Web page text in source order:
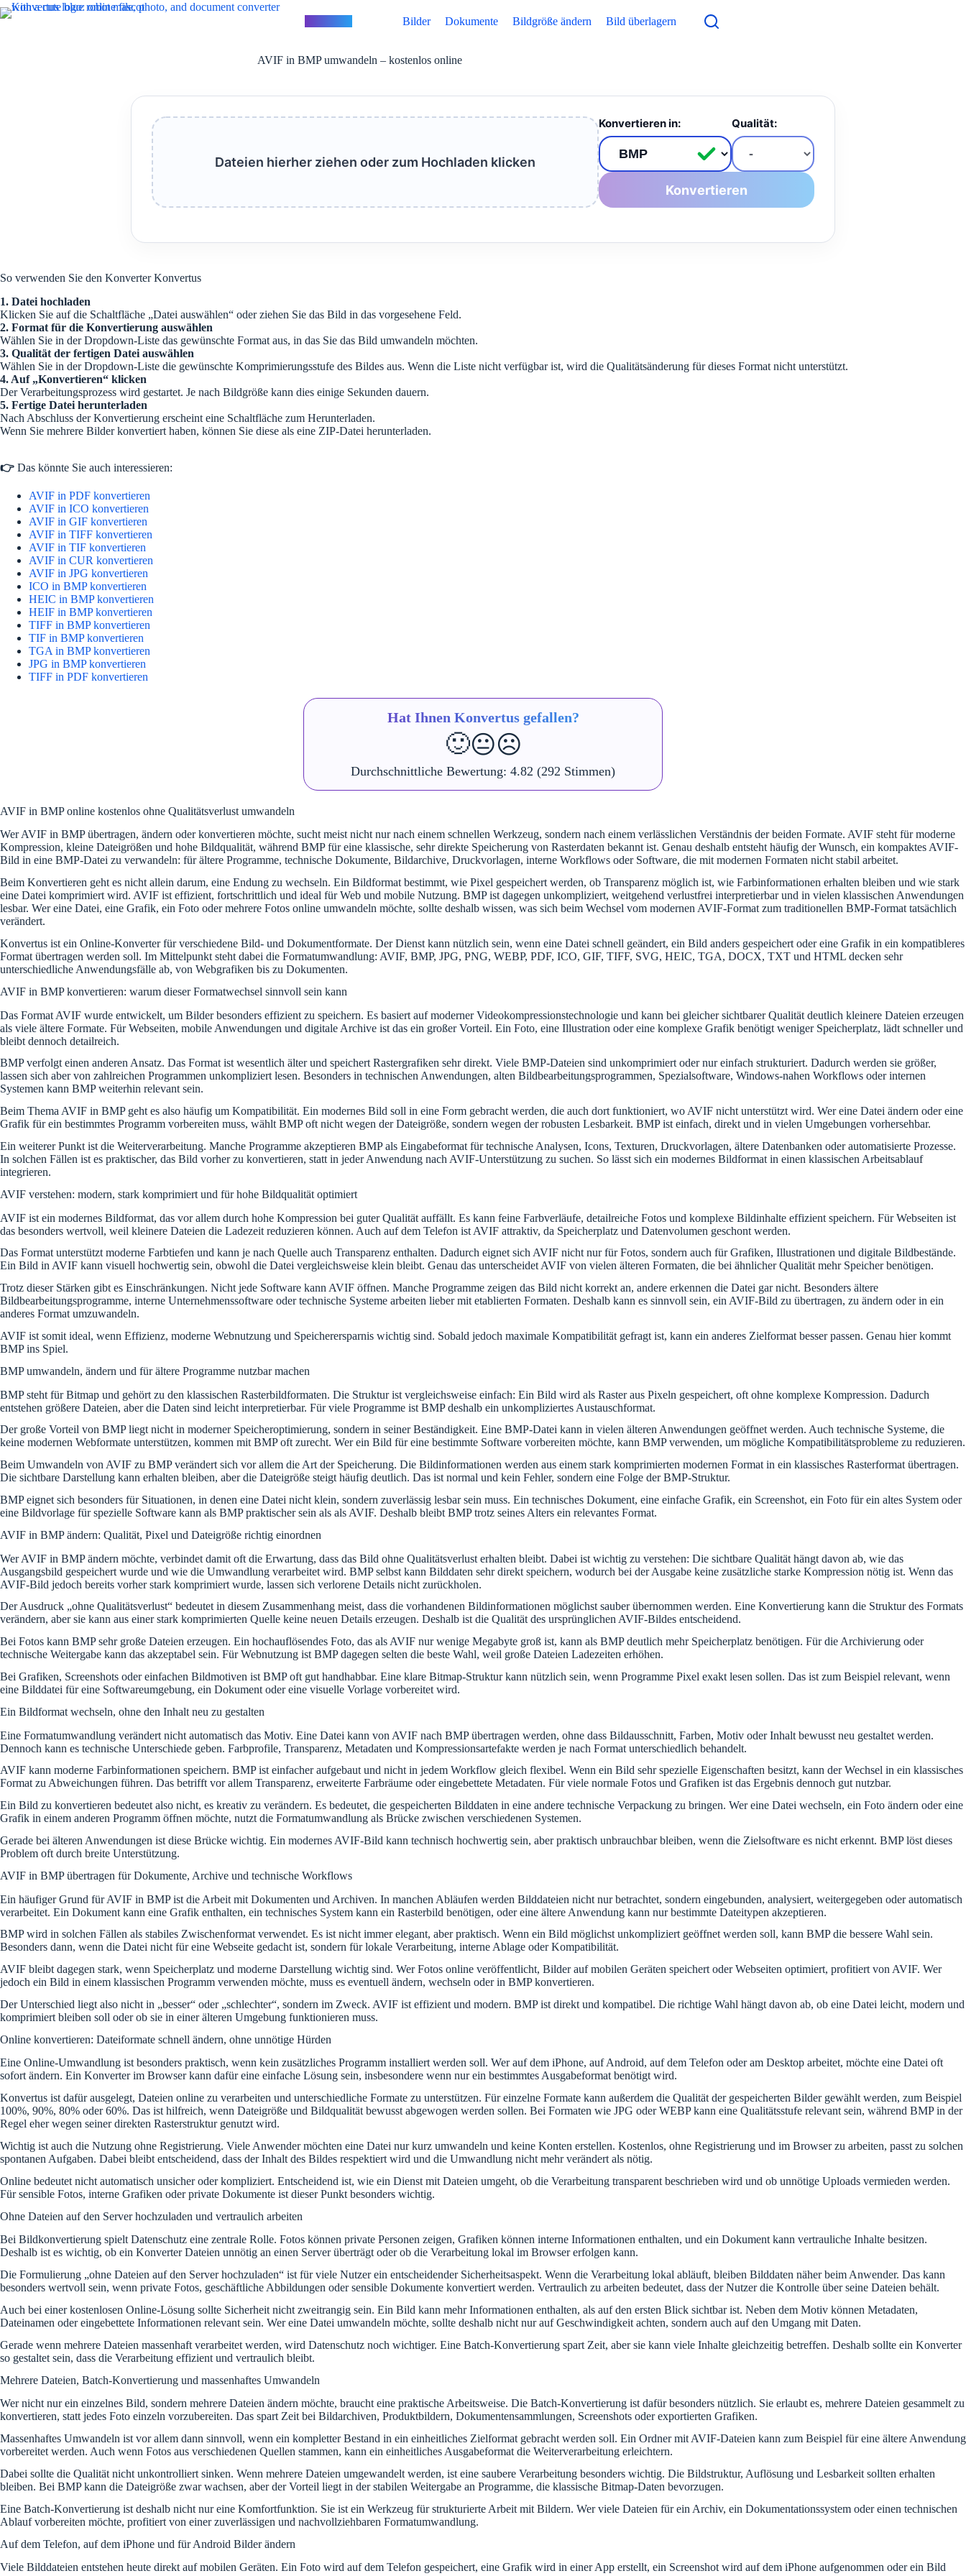
Zum
Inhalt
Bilder Dokumente Bildgröße ändern Bild überlagern Kontakt
AVIF in BMP umwandeln – kostenlos online
Dateien hierher ziehen oder zum Hochladen klicken
Konvertieren in: Qualität:
Konvertieren
So verwenden Sie den Konverter Konvertus
1. Datei hochladen
Klicken Sie auf die Schaltfläche „Datei auswählen“ oder ziehen Sie das Bild in das vorgesehene Feld.
2. Format für die Konvertierung auswählen
Wählen Sie in der Dropdown-Liste das gewünschte Format aus, in das Sie das Bild umwandeln möchten.
3. Qualität der fertigen Datei auswählen
Wählen Sie in der Dropdown-Liste die gewünschte Komprimierungsstufe des Bildes aus. Wenn die Liste nicht verfügbar ist, wird die Qualitätsänderung für dieses Format nicht unterstützt.
4. Auf „Konvertieren“ klicken
Der Verarbeitungsprozess wird gestartet. Je nach Bildgröße kann dies einige Sekunden dauern.
5. Fertige Datei herunterladen
Nach Abschluss der Konvertierung erscheint eine Schaltfläche zum Herunterladen.
Wenn Sie mehrere Bilder konvertiert haben, können Sie diese als eine ZIP-Datei herunterladen.
👉 Das könnte Sie auch interessieren:
AVIF in PDF konvertieren
AVIF in ICO konvertieren
AVIF in GIF konvertieren
AVIF in TIFF konvertieren
AVIF in TIF konvertieren
AVIF in CUR konvertieren
AVIF in JPG konvertieren
ICO in BMP konvertieren
HEIC in BMP konvertieren
HEIF in BMP konvertieren
TIFF in BMP konvertieren
TIF in BMP konvertieren
TGA in BMP konvertieren
JPG in BMP konvertieren
TIFF in PDF konvertieren
Hat Ihnen Konvertus gefallen?
🙂😐☹️
Durchschnittliche Bewertung: 4.82 (292 Stimmen)
AVIF in BMP online kostenlos ohne Qualitätsverlust umwandeln
Wer AVIF in BMP übertragen, ändern oder konvertieren möchte, sucht meist nicht nur nach einem schnellen Werkzeug, sondern nach einem verlässlichen Verständnis der beiden Formate. AVIF steht für moderne
Kompression, kleine Dateigrößen und hohe Bildqualität, während BMP für eine klassische, sehr direkte Speicherung von Rasterdaten bekannt ist. Genau deshalb entsteht häufig der Wunsch, ein kompaktes AVIF-
Bild in eine BMP-Datei zu verwandeln: für ältere Programme, technische Dokumente, Bildarchive, Druckvorlagen, interne Workflows oder Software, die mit modernen Formaten nicht stabil arbeitet.
Beim Konvertieren geht es nicht allein darum, eine Endung zu wechseln. Ein Bildformat bestimmt, wie Pixel gespeichert werden, ob Transparenz möglich ist, wie Farbinformationen erhalten bleiben und wie stark
eine Datei komprimiert wird. AVIF ist effizient, fortschrittlich und ideal für Web und mobile Nutzung. BMP ist dagegen unkompliziert, weitgehend verlustfrei interpretierbar und in vielen klassischen Anwendungen
lesbar. Wer eine Datei, eine Grafik, ein Foto oder mehrere Fotos online umwandeln möchte, sollte deshalb wissen, was sich beim Wechsel vom modernen AVIF-Format zum traditionellen BMP-Format tatsächlich
verändert.
Konvertus ist ein Online-Konverter für verschiedene Bild- und Dokumentformate. Der Dienst kann nützlich sein, wenn eine Datei schnell geändert, ein Bild anders gespeichert oder eine Grafik in ein kompatibleres
Format übertragen werden soll. Im Mittelpunkt steht dabei die Formatumwandlung: AVIF, BMP, JPG, PNG, WEBP, PDF, ICO, GIF, TIFF, SVG, HEIC, TGA, DOCX, TXT und HTML decken sehr
unterschiedliche Anwendungsfälle ab, von Webgrafiken bis zu Dokumenten.
AVIF in BMP konvertieren: warum dieser Formatwechsel sinnvoll sein kann
Das Format AVIF wurde entwickelt, um Bilder besonders effizient zu speichern. Es basiert auf moderner Videokompressionstechnologie und kann bei gleicher sichtbarer Qualität deutlich kleinere Dateien erzeugen
als viele ältere Formate. Für Webseiten, mobile Anwendungen und digitale Archive ist das ein großer Vorteil. Ein Foto, eine Illustration oder eine komplexe Grafik benötigt weniger Speicherplatz, lädt schneller und
bleibt dennoch detailreich.
BMP verfolgt einen anderen Ansatz. Das Format ist wesentlich älter und speichert Rastergrafiken sehr direkt. Viele BMP-Dateien sind unkomprimiert oder nur einfach strukturiert. Dadurch werden sie größer,
lassen sich aber von zahlreichen Programmen unkompliziert lesen. Besonders in technischen Anwendungen, alten Bildbearbeitungsprogrammen, Spezialsoftware, Windows-nahen Workflows oder internen
Systemen kann BMP weiterhin relevant sein.
Beim Thema AVIF in BMP geht es also häufig um Kompatibilität. Ein modernes Bild soll in eine Form gebracht werden, die auch dort funktioniert, wo AVIF nicht unterstützt wird. Wer eine Datei ändern oder eine
Grafik für ein bestimmtes Programm vorbereiten muss, wählt BMP oft nicht wegen der Dateigröße, sondern wegen der robusten Lesbarkeit. BMP ist einfach, direkt und in vielen Umgebungen vorhersehbar.
Ein weiterer Punkt ist die Weiterverarbeitung. Manche Programme akzeptieren BMP als Eingabeformat für technische Analysen, Icons, Texturen, Druckvorlagen, ältere Datenbanken oder automatisierte Prozesse.
In solchen Fällen ist es praktischer, das Bild vorher zu konvertieren, statt in jeder Anwendung nach AVIF-Unterstützung zu suchen. So lässt sich ein modernes Bildformat in einen klassischen Arbeitsablauf
integrieren.
AVIF verstehen: modern, stark komprimiert und für hohe Bildqualität optimiert
AVIF ist ein modernes Bildformat, das vor allem durch hohe Kompression bei guter Qualität auffällt. Es kann feine Farbverläufe, detailreiche Fotos und komplexe Bildinhalte effizient speichern. Für Webseiten ist
das besonders wertvoll, weil kleinere Dateien die Ladezeit reduzieren können. Auch auf dem Telefon ist AVIF attraktiv, da Speicherplatz und Datenvolumen geschont werden.
Das Format unterstützt moderne Farbtiefen und kann je nach Quelle auch Transparenz enthalten. Dadurch eignet sich AVIF nicht nur für Fotos, sondern auch für Grafiken, Illustrationen und digitale Bildbestände.
Ein Bild in AVIF kann visuell hochwertig sein, obwohl die Datei vergleichsweise klein bleibt. Genau das unterscheidet AVIF von vielen älteren Formaten, die bei ähnlicher Qualität mehr Speicher benötigen.
Trotz dieser Stärken gibt es Einschränkungen. Nicht jede Software kann AVIF öffnen. Manche Programme zeigen das Bild nicht korrekt an, andere erkennen die Datei gar nicht. Besonders ältere
Bildbearbeitungsprogramme, interne Unternehmenssoftware oder technische Systeme arbeiten lieber mit etablierten Formaten. Deshalb kann es sinnvoll sein, ein AVIF-Bild zu übertragen, zu ändern oder in ein
anderes Format umzuwandeln.
AVIF ist somit ideal, wenn Effizienz, moderne Webnutzung und Speicherersparnis wichtig sind. Sobald jedoch maximale Kompatibilität gefragt ist, kann ein anderes Zielformat besser passen. Genau hier kommt
BMP ins Spiel.
BMP umwandeln, ändern und für ältere Programme nutzbar machen
BMP steht für Bitmap und gehört zu den klassischen Rasterbildformaten. Die Struktur ist vergleichsweise einfach: Ein Bild wird als Raster aus Pixeln gespeichert, oft ohne komplexe Kompression. Dadurch
entstehen größere Dateien, aber die Daten sind leicht interpretierbar. Für viele Programme ist BMP deshalb ein unkompliziertes Austauschformat.
Der große Vorteil von BMP liegt nicht in moderner Speicheroptimierung, sondern in seiner Beständigkeit. Eine BMP-Datei kann in vielen älteren Anwendungen geöffnet werden. Auch technische Systeme, die
keine modernen Webformate unterstützen, kommen mit BMP oft zurecht. Wer ein Bild für eine bestimmte Software vorbereiten möchte, kann BMP verwenden, um mögliche Kompatibilitätsprobleme zu reduzieren.
Beim Umwandeln von AVIF zu BMP verändert sich vor allem die Art der Speicherung. Die Bildinformationen werden aus einem stark komprimierten modernen Format in ein klassisches Rasterformat übertragen.
Die sichtbare Darstellung kann erhalten bleiben, aber die Dateigröße steigt häufig deutlich. Das ist normal und kein Fehler, sondern eine Folge der BMP-Struktur.
BMP eignet sich besonders für Situationen, in denen eine Datei nicht klein, sondern zuverlässig lesbar sein muss. Ein technisches Dokument, eine einfache Grafik, ein Screenshot, ein Foto für ein altes System oder
eine Bildvorlage für spezielle Software kann als BMP praktischer sein als als AVIF. Deshalb bleibt BMP trotz seines Alters ein relevantes Format.
AVIF in BMP ändern: Qualität, Pixel und Dateigröße richtig einordnen
Wer AVIF in BMP ändern möchte, verbindet damit oft die Erwartung, dass das Bild ohne Qualitätsverlust erhalten bleibt. Dabei ist wichtig zu verstehen: Die sichtbare Qualität hängt davon ab, wie das
Ausgangsbild gespeichert wurde und wie die Umwandlung verarbeitet wird. BMP selbst kann Bilddaten sehr direkt speichern, wodurch bei der Ausgabe keine zusätzliche starke Kompression nötig ist. Wenn das
AVIF-Bild jedoch bereits vorher stark komprimiert wurde, lassen sich verlorene Details nicht zurückholen.
Der Ausdruck „ohne Qualitätsverlust“ bedeutet in diesem Zusammenhang meist, dass die vorhandenen Bildinformationen möglichst sauber übernommen werden. Eine Konvertierung kann die Struktur des Formats
verändern, aber sie kann aus einer stark komprimierten Quelle keine neuen Details erzeugen. Deshalb ist die Qualität des ursprünglichen AVIF-Bildes entscheidend.
Bei Fotos kann BMP sehr große Dateien erzeugen. Ein hochauflösendes Foto, das als AVIF nur wenige Megabyte groß ist, kann als BMP deutlich mehr Speicherplatz benötigen. Für die Archivierung oder
technische Weitergabe kann das akzeptabel sein. Für Webnutzung ist BMP dagegen selten die beste Wahl, weil große Dateien Ladezeiten erhöhen.
Bei Grafiken, Screenshots oder einfachen Bildmotiven ist BMP oft gut handhabbar. Eine klare Bitmap-Struktur kann nützlich sein, wenn Programme Pixel exakt lesen sollen. Das ist zum Beispiel relevant, wenn
eine Bilddatei für eine Softwareumgebung, ein Dokument oder eine visuelle Vorlage vorbereitet wird.
Ein Bildformat wechseln, ohne den Inhalt neu zu gestalten
Eine Formatumwandlung verändert nicht automatisch das Motiv. Eine Datei kann von AVIF nach BMP übertragen werden, ohne dass Bildausschnitt, Farben, Motiv oder Inhalt bewusst neu gestaltet werden.
Dennoch kann es technische Unterschiede geben. Farbprofile, Transparenz, Metadaten und Kompressionsartefakte werden je nach Format unterschiedlich behandelt.
AVIF kann moderne Farbinformationen speichern. BMP ist einfacher aufgebaut und nicht in jedem Workflow gleich flexibel. Wenn ein Bild sehr spezielle Eigenschaften besitzt, kann der Wechsel in ein klassisches
Format zu Abweichungen führen. Das betrifft vor allem Transparenz, erweiterte Farbräume oder eingebettete Metadaten. Für viele normale Fotos und Grafiken ist das Ergebnis dennoch gut nutzbar.
Ein Bild zu konvertieren bedeutet also nicht, es kreativ zu verändern. Es bedeutet, die gespeicherten Bilddaten in eine andere technische Verpackung zu bringen. Wer eine Datei wechseln, ein Foto ändern oder eine
Grafik in einem anderen Programm öffnen möchte, nutzt die Formatumwandlung als Brücke zwischen verschiedenen Systemen.
Gerade bei älteren Anwendungen ist diese Brücke wichtig. Ein modernes AVIF-Bild kann technisch hochwertig sein, aber praktisch unbrauchbar bleiben, wenn die Zielsoftware es nicht erkennt. BMP löst dieses
Problem oft durch breite Unterstützung.
AVIF in BMP übertragen für Dokumente, Archive und technische Workflows
Ein häufiger Grund für AVIF in BMP ist die Arbeit mit Dokumenten und Archiven. In manchen Abläufen werden Bilddateien nicht nur betrachtet, sondern eingebunden, analysiert, weitergegeben oder automatisch
verarbeitet. Ein Dokument kann eine Grafik enthalten, ein technisches System kann ein Rasterbild benötigen, oder eine ältere Anwendung kann nur bestimmte Dateitypen akzeptieren.
BMP wird in solchen Fällen als stabiles Zwischenformat verwendet. Es ist nicht immer elegant, aber praktisch. Wenn ein Bild möglichst unkompliziert geöffnet werden soll, kann BMP die bessere Wahl sein.
Besonders dann, wenn die Datei nicht für eine Webseite gedacht ist, sondern für lokale Verarbeitung, interne Ablage oder Kompatibilität.
AVIF bleibt dagegen stark, wenn Speicherplatz und moderne Darstellung wichtig sind. Wer Fotos online veröffentlicht, Bilder auf mobilen Geräten speichert oder Webseiten optimiert, profitiert von AVIF. Wer
jedoch ein Bild in einem klassischen Programm verwenden möchte, muss es eventuell ändern, wechseln oder in BMP konvertieren.
Der Unterschied liegt also nicht in „besser“ oder „schlechter“, sondern im Zweck. AVIF ist effizient und modern. BMP ist direkt und kompatibel. Die richtige Wahl hängt davon ab, ob eine Datei leicht, modern und
komprimiert bleiben soll oder ob sie in einer älteren Umgebung funktionieren muss.
Online konvertieren: Dateiformate schnell ändern, ohne unnötige Hürden
Eine Online-Umwandlung ist besonders praktisch, wenn kein zusätzliches Programm installiert werden soll. Wer auf dem iPhone, auf Android, auf dem Telefon oder am Desktop arbeitet, möchte eine Datei oft
sofort ändern. Ein Konverter im Browser kann dafür eine einfache Lösung sein, insbesondere wenn nur ein bestimmtes Ausgabeformat benötigt wird.
Konvertus ist dafür ausgelegt, Dateien online zu verarbeiten und unterschiedliche Formate zu unterstützen. Für einzelne Formate kann außerdem die Qualität der gespeicherten Bilder gewählt werden, zum Beispiel
100%, 90%, 80% oder 60%. Das ist hilfreich, wenn Dateigröße und Bildqualität bewusst abgewogen werden sollen. Bei Formaten wie JPG oder WEBP kann eine Qualitätsstufe relevant sein, während BMP in der
Regel eher wegen seiner direkten Rasterstruktur genutzt wird.
Wichtig ist auch die Nutzung ohne Registrierung. Viele Anwender möchten eine Datei nur kurz umwandeln und keine Konten erstellen. Kostenlos, ohne Registrierung und im Browser zu arbeiten, passt zu solchen
spontanen Aufgaben. Dabei bleibt entscheidend, dass der Inhalt des Bildes respektiert wird und die Umwandlung nicht mehr verändert als nötig.
Online bedeutet nicht automatisch unsicher oder kompliziert. Entscheidend ist, wie ein Dienst mit Dateien umgeht, ob die Verarbeitung transparent beschrieben wird und ob unnötige Uploads vermieden werden.
Für sensible Fotos, interne Grafiken oder private Dokumente ist dieser Punkt besonders wichtig.
Ohne Dateien auf den Server hochzuladen und vertraulich arbeiten
Bei Bildkonvertierung spielt Datenschutz eine zentrale Rolle. Fotos können private Personen zeigen, Grafiken können interne Informationen enthalten, und ein Dokument kann vertrauliche Inhalte besitzen.
Deshalb ist es wichtig, ob ein Konverter Dateien unnötig an einen Server überträgt oder ob die Verarbeitung lokal im Browser erfolgen kann.
Die Formulierung „ohne Dateien auf den Server hochzuladen“ ist für viele Nutzer ein entscheidender Sicherheitsaspekt. Wenn die Verarbeitung lokal abläuft, bleiben Bilddaten näher beim Anwender. Das kann
besonders wertvoll sein, wenn private Fotos, geschäftliche Abbildungen oder sensible Dokumente konvertiert werden. Vertraulich zu arbeiten bedeutet, dass der Nutzer die Kontrolle über seine Dateien behält.
Auch bei einer kostenlosen Online-Lösung sollte Sicherheit nicht zweitrangig sein. Ein Bild kann mehr Informationen enthalten, als auf den ersten Blick sichtbar ist. Neben dem Motiv können Metadaten,
Dateinamen oder eingebettete Informationen relevant sein. Wer eine Datei umwandeln möchte, sollte deshalb nicht nur auf Geschwindigkeit achten, sondern auch auf den Umgang mit Daten.
Gerade wenn mehrere Dateien massenhaft verarbeitet werden, wird Datenschutz noch wichtiger. Eine Batch-Konvertierung spart Zeit, aber sie kann viele Inhalte gleichzeitig betreffen. Deshalb sollte ein Konverter
so gestaltet sein, dass die Verarbeitung effizient und vertraulich bleibt.
Mehrere Dateien, Batch-Konvertierung und massenhaftes Umwandeln
Wer nicht nur ein einzelnes Bild, sondern mehrere Dateien ändern möchte, braucht eine praktische Arbeitsweise. Die Batch-Konvertierung ist dafür besonders nützlich. Sie erlaubt es, mehrere Dateien gesammelt zu
konvertieren, statt jedes Foto einzeln vorzubereiten. Das spart Zeit bei Bildarchiven, Produktbildern, Dokumentensammlungen, Screenshots oder exportierten Grafiken.
Massenhaftes Umwandeln ist vor allem dann sinnvoll, wenn ein kompletter Bestand in ein einheitliches Zielformat gebracht werden soll. Ein Ordner mit AVIF-Dateien kann zum Beispiel für eine ältere Anwendung
vorbereitet werden. Auch wenn Fotos aus verschiedenen Quellen stammen, kann ein einheitliches Ausgabeformat die Weiterverarbeitung erleichtern.
Dabei sollte die Qualität nicht unkontrolliert sinken. Wenn mehrere Dateien umgewandelt werden, ist eine saubere Verarbeitung besonders wichtig. Die Bildstruktur, Auflösung und Lesbarkeit sollten erhalten
bleiben. Bei BMP kann die Dateigröße zwar wachsen, aber der Vorteil liegt in der stabilen Weitergabe an Programme, die klassische Bitmap-Daten bevorzugen.
Eine Batch-Konvertierung ist deshalb nicht nur eine Komfortfunktion. Sie ist ein Werkzeug für strukturierte Arbeit mit Bildern. Wer viele Dateien für ein Archiv, ein Dokumentationssystem oder einen technischen
Ablauf vorbereiten möchte, profitiert von einer zuverlässigen und nachvollziehbaren Formatumwandlung.
Auf dem Telefon, auf dem iPhone und für Android Bilder ändern
Viele Bilddateien entstehen heute direkt auf mobilen Geräten. Ein Foto wird auf dem Telefon gespeichert, eine Grafik wird in einer App erstellt, ein Screenshot wird auf dem iPhone aufgenommen oder ein Bild